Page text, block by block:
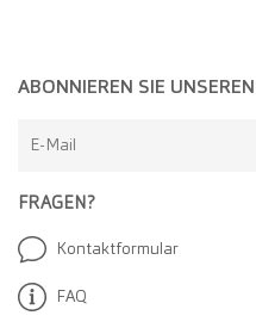
FRAGEN?
Kontaktformular
FAQ
ABONNIEREN SIE
E-Mail